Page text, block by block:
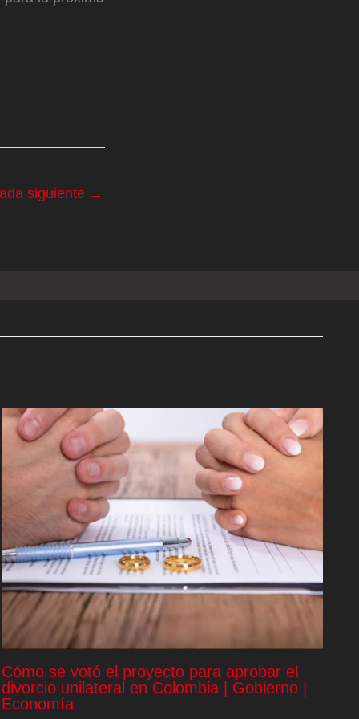
siguiente →
Cómo se votó el proyecto para aprobar el
divorcio unilateral en Colombia | Gobierno |
Economía